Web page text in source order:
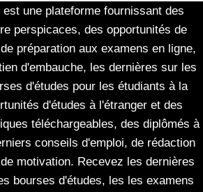
est une plateforme fournissant des
perspicaces, des opportunités de
préparation aux examens en ligne,
d'embauche, les dernières sur les
d'études pour les étudiants à la
d'études à l'étranger et des
téléchargeables, des diplômés à
conseils d'emploi, de rédaction
motivation. Recevez les dernières
bourses d'études, les les examens